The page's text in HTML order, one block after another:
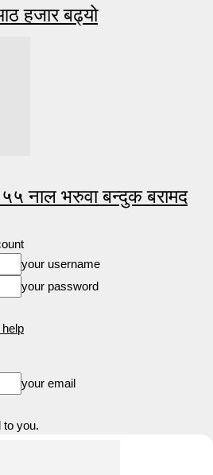
हजार बढ्यो
५५ नाल भरुवा बन्दुक बरामद
your username
your password
your email
to you.